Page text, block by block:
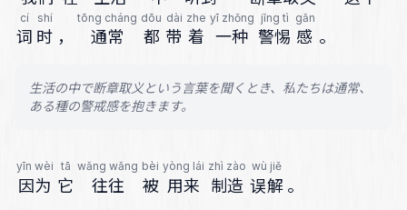
cí
词
shí
时 ，
tōng cháng
通常
dōu
都
dài
带
zhe
着
yī zhǒng
一种
jǐng tì
警惕
gǎn
感 。
生活の中で断章取义という言葉を聞くとき、私たちは通常、
ある種の警戒感を抱きます。
yīn wèi
因为
tā
它
wǎng wǎng
往往
bèi
被
yòng lái
用来
zhì zào
制造
wù jiě
误解 。